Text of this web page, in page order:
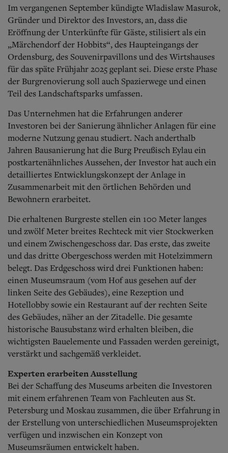
Im vergangenen September kündigte Wladislaw Masurok,
Gründer und Direktor des Investors, an, dass die
Eröffnung der Unterkünfte für Gäste, stilisiert als ein
„Märchendorf der Hobbits“, des Haupteingangs der
Ordensburg, des Souvenirpavillons und des Wirtshauses
für das späte Frühjahr 2025 geplant sei. Diese erste Phase
der Burgrenovierung soll auch Spazierwege und einen
Teil des Landschaftsparks umfassen.
Das Unternehmen hat die Erfahrungen anderer
Investoren bei der Sanierung ähnlicher Anlagen für eine
moderne Nutzung genau studiert. Nach anderthalb
Jahren Bausanierung hat die Burg Preußisch Eylau ein
postkartenähnliches Aussehen, der Investor hat auch ein
detailliertes Entwicklungskonzept der Anlage in
Zusammenarbeit mit den örtlichen Behörden und
Bewohnern erarbeitet.
Die erhaltenen Burgreste stellen ein 100 Meter langes
und zwölf Meter breites Rechteck mit vier Stockwerken
und einem Zwischengeschoss dar. Das erste, das zweite
und das dritte Obergeschoss werden mit Hotelzimmern
belegt. Das Erdgeschoss wird drei Funktionen haben:
einen Museumsraum (vom Hof aus gesehen auf der
linken Seite des Gebäudes), eine Rezeption und
Hotellobby sowie ein Restaurant auf der rechten Seite
des Gebäudes, näher an der Zitadelle. Die gesamte
historische Bausubstanz wird erhalten bleiben, die
wichtigsten Bauelemente und Fassaden werden gereinigt,
verstärkt und sachgemäß verkleidet.
Experten erarbeiten Ausstellung
Bei der Schaffung des Museums arbeiten die Investoren
mit einem erfahrenen Team von Fachleuten aus St.
Petersburg und Moskau zusammen, die über Er­fahrung in
der Erstellung von unterschiedlichen Museumsprojekten
verfügen und inzwischen ein Konzept von
Museumsräumen entwickelt haben.